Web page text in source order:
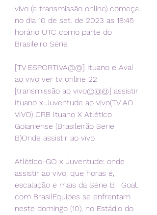
vivo (e transmissão online) começa
no dia 10 de set. de 2023 as 18:45
horário UTC como parte do
Brasileiro Série
[TV ESPORTIVA@@] Ituano e Avaí
ao vivo ver tv online 22
[transmissão ao vivo@@@] assistir
Ituano x Juventude ao vivo(TV AO
VIVO) CRB Ituano X Atlético
Goianiense (Brasileirão Serie
B)Onde assistir ao vivo
Atlético-GO x Juventude: onde
assistir ao vivo, que horas é,
escalação e mais da Série B | Goal.
com BrasilEquipes se enfrentam
neste domingo (10), no Estádio do